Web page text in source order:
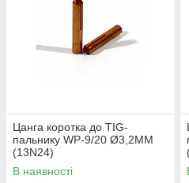
Цанга коротка до TIG-
пальнику WP-9/20 Ø3,2ММ
(13N24)
В наявності